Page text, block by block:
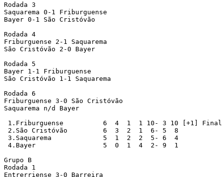
Rodada 3
Saquarema 0-1 Friburguense
Bayer 0-1 São Cristóvão
Rodada 4
Friburguense 2-1 Saquarema
São Cristóvão 2-0 Bayer
Rodada 5
Bayer 1-1 Friburguense
São Cristóvão 1-1 Saquarema
Rodada 6
Friburguense 3-0 São Cristóvão
Saquarema n/d Bayer
1.Friburguense		 6  4  1  1 10- 3 10 [+1] Finalista, Promovido
2.São Cristóvão	 6  3  2  1  6- 5  8
3.Saquarema		 5  1  2  2  5- 6  4
4.Bayer		 5  0  1  4  2- 9  1
Grupo B
Rodada 1
Entrerriense 3-0 Barreira